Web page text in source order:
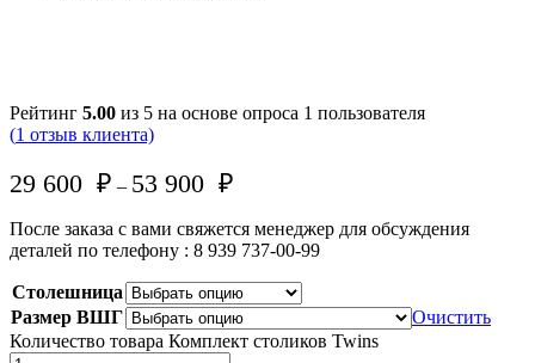
Рейтинг 5.00 из 5 на основе опроса 1 пользователя
(1 отзыв клиента)
29 600 ₽ – 53 900 ₽
После заказа с вами свяжется менеджер для обсуждения
деталей по телефону : 8 939 737-00-99
Столешница
Размер ВШГ
Очистить
Количество товара Комплект столиков Twins